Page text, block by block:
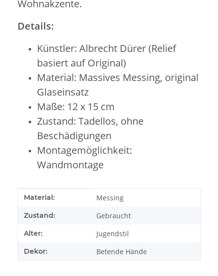
Wohnakzente.
Details:
Künstler: Albrecht Dürer (Relief
basiert auf Original)
Material: Massives Messing, original
Glaseinsatz
Maße: 12 x 15 cm
Zustand: Tadellos, ohne
Beschädigungen
Montagemöglichkeit:
Wandmontage
Produkteigenschaft
Wert
Material: Messing
Zustand: Gebraucht
Alter: Jugendstil
Dekor: Betende Hände